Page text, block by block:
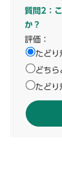
質問2：
か？
評価：
たどり
どちら
たどり